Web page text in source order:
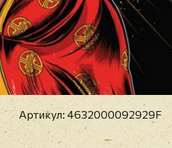
Артикул: 4632000092929F